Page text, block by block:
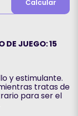
Calcular
DE JUEGO: 15
y estimulante.
tratas de
para ser el